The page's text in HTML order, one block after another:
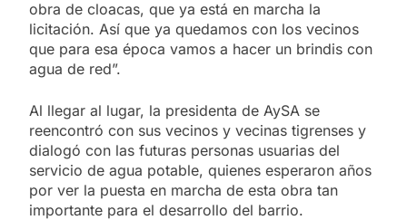
obra de cloacas, que ya está en marcha la
licitación. Así que ya quedamos con los vecinos
que para esa época vamos a hacer un brindis con
agua de red”.
Al llegar al lugar, la presidenta de AySA se
reencontró con sus vecinos y vecinas tigrenses y
dialogó con las futuras personas usuarias del
servicio de agua potable, quienes esperaron años
por ver la puesta en marcha de esta obra tan
importante para el desarrollo del barrio.